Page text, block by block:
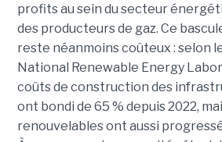
profits au sein du secteur
des producteurs de gaz. Ce
reste néanmoins coûteux : selon
National Renewable Energy
coûts de construction des
ont bondi de 65 % depuis 2022,
renouvelables ont aussi progressé